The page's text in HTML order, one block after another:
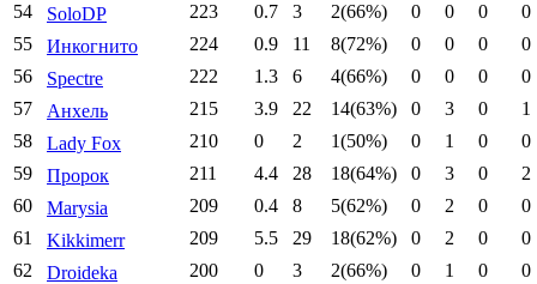
54
SoloDP 223 0.7 3 2(66%) 0 0 0
0
55
Инкогнито 224 0.9 11 8(72%) 0 0 0
0
56
Spectre 222 1.3 6 4(66%) 0 0 0
0
57
Анхель 215 3.9 22 14(63%) 0 3 0
1
58
Lady Fox 210 0 2 1(50%) 0 1 0
0
59
Пророк 211 4.4 28 18(64%) 0 3 0
2
60
Marysia 209 0.4 8 5(62%) 0 2 0
0
61
Kikkimerr 209 5.5 29 18(62%) 0 2 0
0
62
Droideka 200 0 3 2(66%) 0 1 0
0